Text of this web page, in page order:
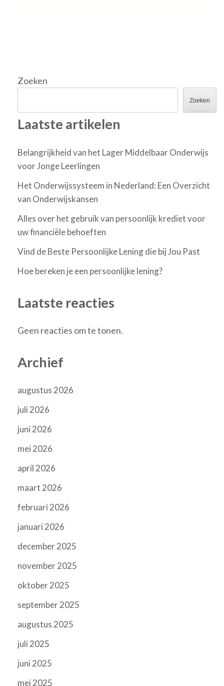
Zoeken
Zoeken
Laatste artikelen
Belangrijkheid van het Lager Middelbaar Onderwijs
voor Jonge Leerlingen
Het Onderwijssysteem in Nederland: Een Overzicht
van Onderwijskansen
Alles over het gebruik van persoonlijk krediet voor
uw financiële behoeften
Vind de Beste Persoonlijke Lening die bij Jou Past
Hoe bereken je een persoonlijke lening?
Laatste reacties
Geen reacties om te tonen.
Archief
augustus 2026
juli 2026
juni 2026
mei 2026
april 2026
maart 2026
februari 2026
januari 2026
december 2025
november 2025
oktober 2025
september 2025
augustus 2025
juli 2025
juni 2025
mei 2025